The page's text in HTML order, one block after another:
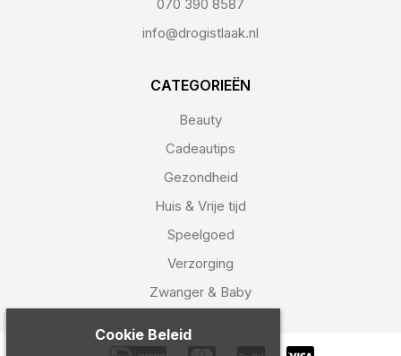
070 390 8587
info@drogistlaak.nl
CATEGORIEËN
Beauty
Cadeautips
Gezondheid
Huis & Vrije tijd
Speelgoed
Verzorging
Zwanger & Baby
Cookie Beleid